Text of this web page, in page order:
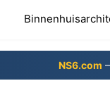
NS6.com